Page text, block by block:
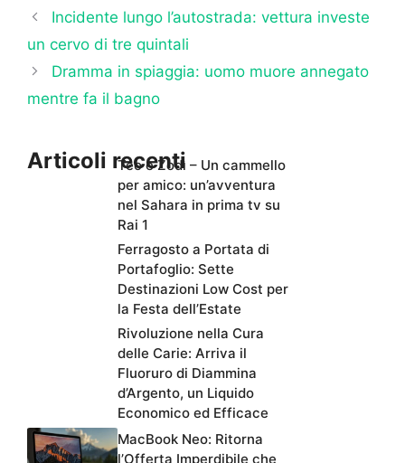
Incidente lungo l’autostrada: vettura investe
un cervo di tre quintali
Dramma in spiaggia: uomo muore annegato
mentre fa il bagno
Articoli recentiTeo e Zodì – Un cammello
per amico: un’avventura
nel Sahara in prima tv su
Rai 1
Ferragosto a Portata di
Portafoglio: Sette
Destinazioni Low Cost per
la Festa dell’Estate
Rivoluzione nella Cura
delle Carie: Arriva il
Fluoruro di Diammina
d’Argento, un Liquido
Economico ed Efficace
MacBook Neo: Ritorna
l’Offerta Imperdibile che